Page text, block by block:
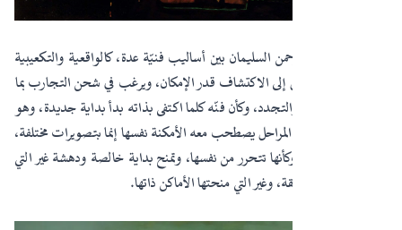
تنقّل الفنّان عبد الرحمن السليمان بين أساليب فنيّة عدة، كالواقعية والتكعيبية
والتجريد، كونه يميل إلى الاكتشاف قدر الإمكان، ويرغب في شحن التجارب بما
يساعدها على النمو والتجدد، وكأن فنّه كلما اكتفى بذاته بدأ بداية جديدة، وهو
في هذا التنقل وهذه المراحل يصطحب معه الأمكنة نفسها إنما بتصويرات مختلفة،
وجماليات متحولة، وكأنها تتحرر من نفسها، وتمنح بداية خالصة ودهشة غير التي
منحتها كل تجربة سابقة، وغير التي منحتها الأماكن ذاتها.